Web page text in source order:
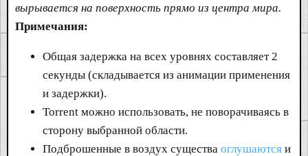
вырывается на поверхность прямо из центра мира.
Примечания:
Общая задержка на всех уровнях составляет 2
секунды (складывается из анимации применения
и задержки).
Torrent можно использовать, не поворачиваясь в
сторону выбранной области.
Подброшенные в воздух существа оглушаются и